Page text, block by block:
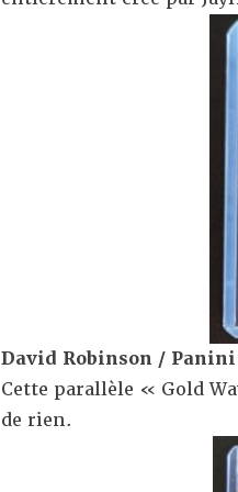
David Robinson /
Cette parallèle « Gold
de rien.